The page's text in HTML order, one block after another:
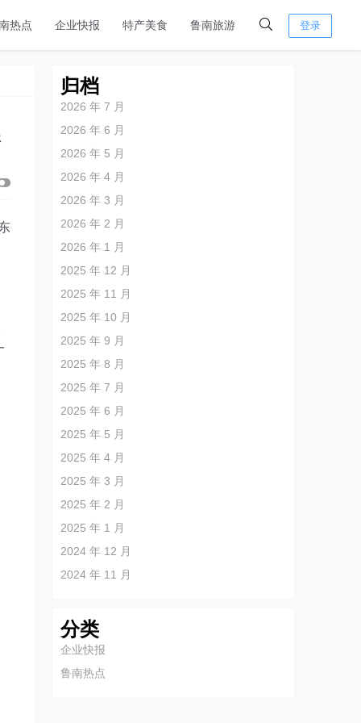
热点 企业快报 特产美食 鲁南旅游 登录
归档
2026 年 7 月
2026 年 6 月
2026 年 5 月
2026 年 4 月
2026 年 3 月
2026 年 2 月
2026 年 1 月
2025 年 12 月
2025 年 11 月
2025 年 10 月
2025 年 9 月
2025 年 8 月
2025 年 7 月
2025 年 6 月
2025 年 5 月
2025 年 4 月
2025 年 3 月
2025 年 2 月
2025 年 1 月
2024 年 12 月
2024 年 11 月
分类
企业快报
鲁南热点